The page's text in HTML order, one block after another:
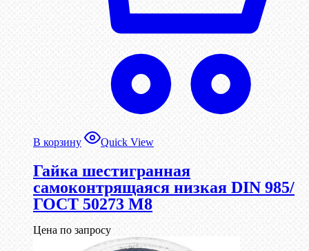
В корзину Quick View
Гайка шестигранная
самоконтрящаяся низкая DIN 985/
ГОСТ 50273 М8
Цена по запросу